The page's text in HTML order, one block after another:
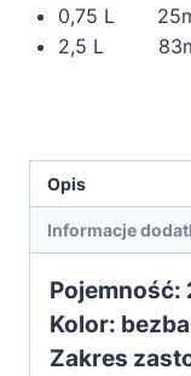
0,75 L
2,5 L 83m²
Opis
Informacje
Pojemność:
Kolor:
Zakres